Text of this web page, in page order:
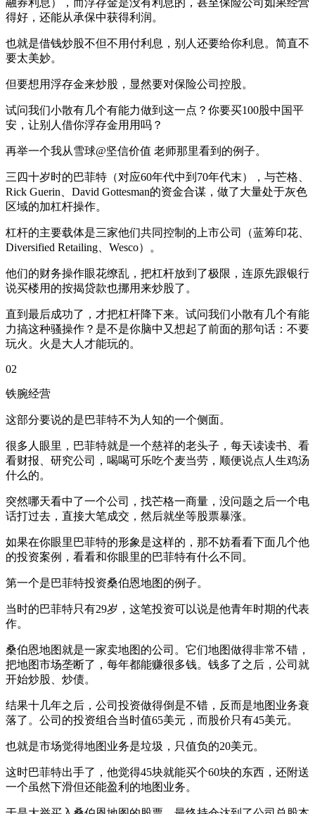
得好，还能从承保中获得利润。
也就是借钱炒股不但不用付利息，别人还要给你利息。简直不
要太美妙。
但要想用浮存金来炒股，显然要对保险公司控股。
试问我们小散有几个有能力做到这一点？你要买100股中国平
安，让别人借你浮存金用用吗？
再举一个我从雪球@坚信价值 老师那里看到的例子。
三四十岁时的巴菲特（对应60年代中到70年代末），与芒格、
Rick Guerin、David Gottesman的资金合谋，做了大量处于灰色
区域的加杠杆操作。
杠杆的主要载体是三家他们共同控制的上市公司（蓝筹印花、
Diversified Retailing、Wesco）。
他们的财务操作眼花缭乱，把杠杆放到了极限，连原先跟银行
说买楼用的按揭贷款也挪用来炒股了。
直到最后成功了，才把杠杆降下来。试问我们小散有几个有能
力搞这种骚操作？是不是你脑中又想起了前面的那句话：不要
玩火。火是大人才能玩的。
02
铁腕经营
这部分要说的是巴菲特不为人知的一个侧面。
很多人眼里，巴菲特就是一个慈祥的老头子，每天读读书、看
看财报、研究公司，喝喝可乐吃个麦当劳，顺便说点人生鸡汤
什么的。
突然哪天看中了一个公司，找芒格一商量，没问题之后一个电
话打过去，直接大笔成交，然后就坐等股票暴涨。
如果在你眼里巴菲特的形象是这样的，那不妨看看下面几个他
的投资案例，看看和你眼里的巴菲特有什么不同。
第一个是巴菲特投资桑伯恩地图的例子。
当时的巴菲特只有29岁，这笔投资可以说是他青年时期的代表
作。
桑伯恩地图就是一家卖地图的公司。它们地图做得非常不错，
把地图市场垄断了，每年都能赚很多钱。钱多了之后，公司就
开始炒股、炒债。
结果十几年之后，公司投资做得倒是不错，反而是地图业务衰
落了。公司的投资组合当时值65美元，而股价只有45美元。
也就是市场觉得地图业务是垃圾，只值负的20美元。
这时巴菲特出手了，他觉得45块就能买个60块的东西，还附送
一个虽然下滑但还能盈利的地图业务。